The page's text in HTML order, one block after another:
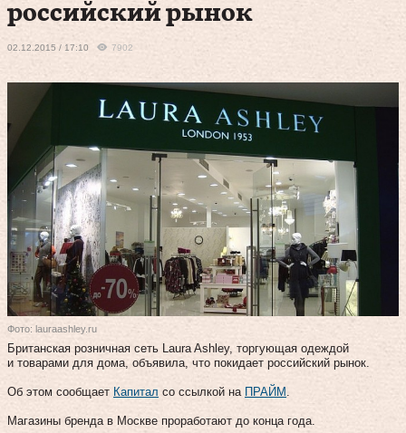
российский рынок
02.12.2015 / 17:10 7902
Фото: lauraashley.ru
Британская розничная сеть Laura Ashley, торгующая одеждой
и товарами для дома, объявила, что покидает российский рынок.
Об этом сообщает Капитал со ссылкой на ПРАЙМ
Магазины бренда в Москве проработают до конца года.